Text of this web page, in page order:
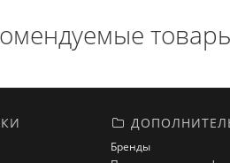
Бренды